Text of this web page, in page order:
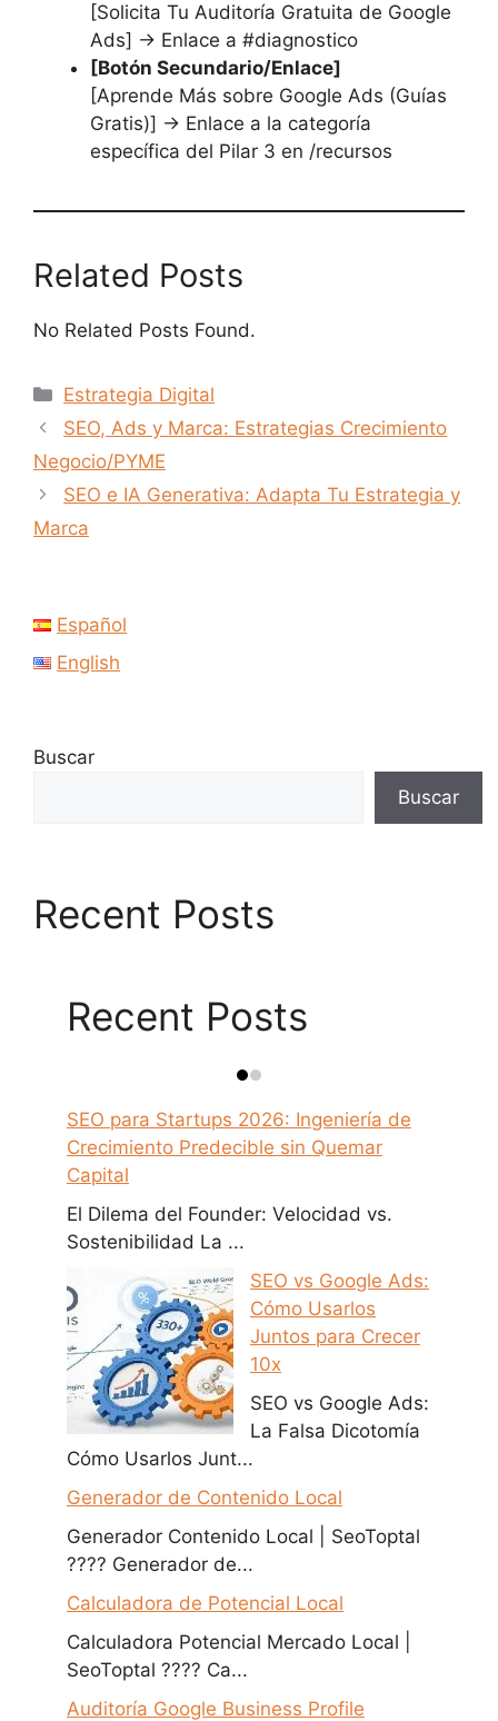
[Solicita Tu Auditoría Gratuita de Google
Ads] -> Enlace a #diagnostico
[Botón Secundario/Enlace]
[Aprende Más sobre Google Ads (Guías
Gratis)] -> Enlace a la categoría
específica del Pilar 3 en /recursos
Related Posts
No Related Posts Found.
Categorías
Estrategia Digital
SEO, Ads y Marca: Estrategias Crecimiento
Negocio/PYME
SEO e IA Generativa: Adapta Tu Estrategia y
Marca
Español
English
Buscar
Buscar
Recent Posts
Recent Posts
SEO para Startups 2026: Ingeniería de
Crecimiento Predecible sin Quemar
Capital
El Dilema del Founder: Velocidad vs.
Sostenibilidad La ...
SEO vs Google Ads:
Cómo Usarlos
Juntos para Crecer
10x
SEO vs Google Ads:
La Falsa Dicotomía
Cómo Usarlos Junt...
Generador de Contenido Local
Generador Contenido Local | SeoToptal
???? Generador de...
Calculadora de Potencial Local
Calculadora Potencial Mercado Local |
SeoToptal ???? Ca...
Auditoría Google Business Profile